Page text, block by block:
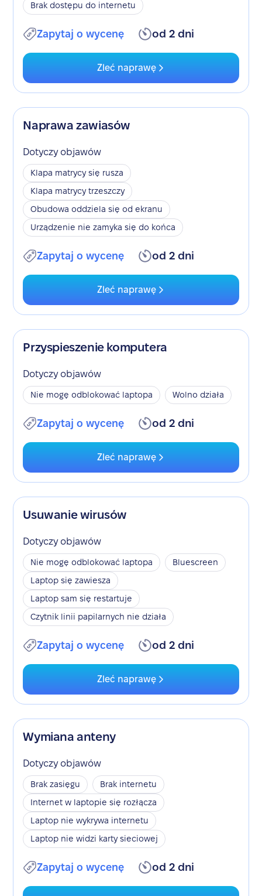
Brak dostępu do internetu
Zapytaj o wycenę od 2 dni
Zleć naprawę
Naprawa zawiasów
Dotyczy objawów
Klapa matrycy się rusza
Klapa matrycy trzeszczy
Obudowa oddziela się od ekranu
Urządzenie nie zamyka się do końca
Zapytaj o wycenę od 2 dni
Zleć naprawę
Przyspieszenie komputera
Dotyczy objawów
Nie mogę odblokować laptopa Wolno działa
Zapytaj o wycenę od 2 dni
Zleć naprawę
Usuwanie wirusów
Dotyczy objawów
Nie mogę odblokować laptopa
Bluescreen
Laptop się zawiesza
Laptop sam się restartuje
Czytnik linii papilarnych nie działa
Zapytaj o wycenę od 2 dni
Zleć naprawę
Wymiana anteny
Dotyczy objawów
Brak zasięgu
Brak internetu
Internet w laptopie się rozłącza
Laptop nie wykrywa internetu
Laptop nie widzi karty sieciowej
Zapytaj o wycenę od 2 dni